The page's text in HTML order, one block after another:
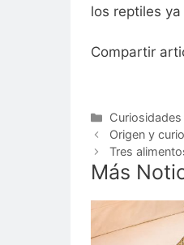
los reptiles
Compartir
Categorías
Curiosidades
Origen y
Tres
Más